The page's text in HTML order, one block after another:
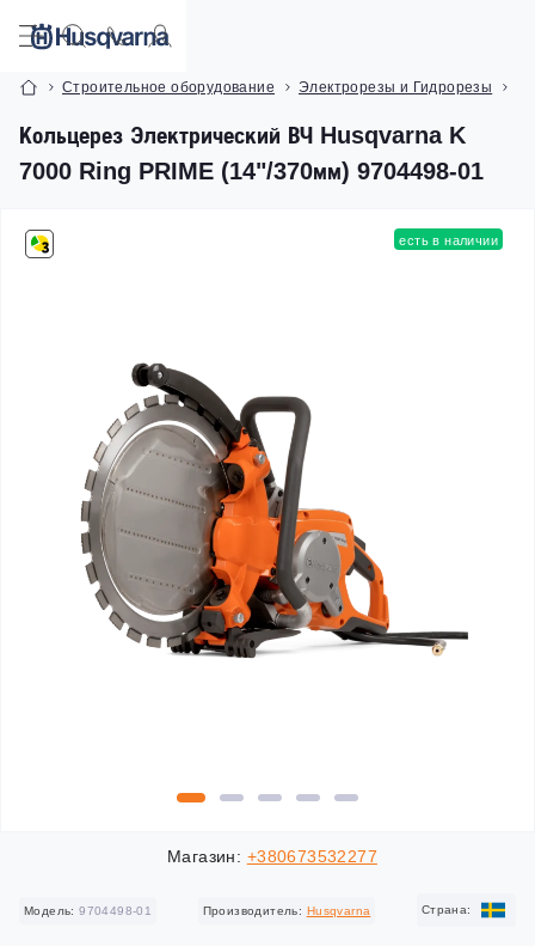
Строительное оборудование Электрорезы и Гидрорезы
Кольцерез Электрический ВЧ Husqvarna K
7000 Ring PRIME (14"/370мм) 9704498-01
есть в наличии
Магазин: +380673532277
Модель: 9704498-01 Производитель: Husqvarna Cтрана: